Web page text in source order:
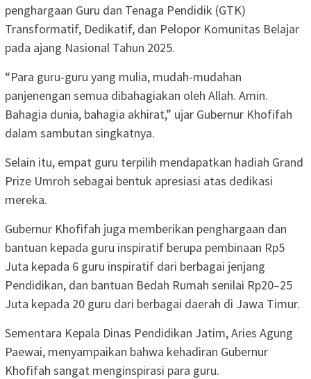
penghargaan Guru dan Tenaga Pendidik (GTK)
Transformatif, Dedikatif, dan Pelopor Komunitas Belajar
pada ajang Nasional Tahun 2025.
​“Para guru-guru yang mulia, mudah-mudahan
panjenengan semua dibahagiakan oleh Allah. Amin.
Bahagia dunia, bahagia akhirat,” ujar Gubernur Khofifah
dalam sambutan singkatnya.
Selain itu, empat guru terpilih mendapatkan hadiah Grand
Prize Umroh sebagai bentuk apresiasi atas dedikasi
mereka.
Gubernur Khofifah juga memberikan penghargaan dan
bantuan kepada guru inspiratif berupa pembinaan Rp5
Juta kepada 6 guru inspiratif dari berbagai jenjang
Pendidikan, dan bantuan Bedah Rumah senilai Rp20–25
Juta kepada 20 guru dari berbagai daerah di Jawa Timur.
Sementara Kepala Dinas Pendidikan Jatim, Aries Agung
Paewai, menyampaikan bahwa kehadiran Gubernur
Khofifah sangat menginspirasi para guru.